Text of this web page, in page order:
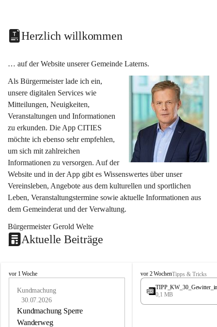
Herzlich willkommen
… auf der Website unserer Gemeinde Laterns.
Als Bürgermeister lade ich ein,
unsere digitalen Services wie
Mitteilungen, Neuigkeiten,
Veranstaltungen und Informationen
zu erkunden. Die App CITIES
möchte ich ebenso sehr empfehlen,
um sich mit zahlreichen
Informationen zu versorgen. Auf der
Website und in der App gibt es Wissenswertes über unser
Vereinsleben, Angebote aus dem kulturellen und sportlichen
Leben, Veranstaltungstermine sowie aktuelle Informationen aus
dem Gemeinderat und der Verwaltung.
Bürgermeister Gerold Welte
Aktuelle Beiträge
L
vor 1 Woche
Kundmachung
30.07.2026
Kundmachung Sperre
Wanderweg
L
a
e
vor 2 WochenTipps & Tricks
0,1 MB